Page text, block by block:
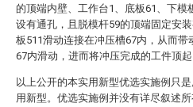
的顶端内壁、工作台1、底板61、下模
设有通孔，且脱模杆59的顶端固定安
板511滑动连接在冲压槽67内，从而带
67内滑动，进而将冲压完成的工件顶起
以上公开的本实用新型优选实施例只
用新型。优选实施例并没有详尽叙述